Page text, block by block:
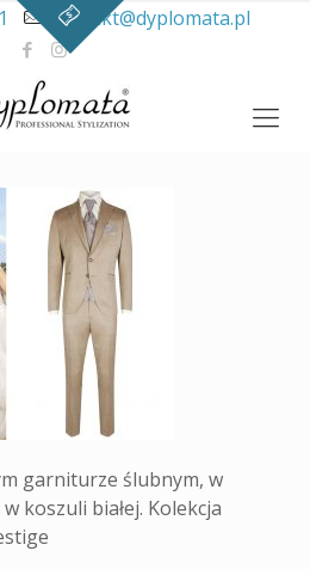
kontakt@dyplomata.pl
garniturze ślubnym, w
koszuli białej. Kolekcja